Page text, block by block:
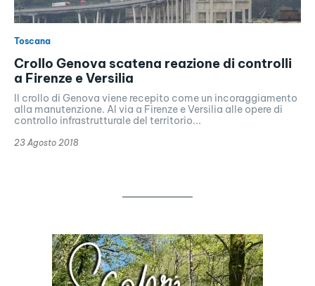
Toscana
Crollo Genova scatena reazione di controlli
a Firenze e Versilia
Il crollo di Genova viene recepito come un incoraggiamento
alla manutenzione. Al via a Firenze e Versilia alle opere di
controllo infrastrutturale del territorio...
23 Agosto 2018